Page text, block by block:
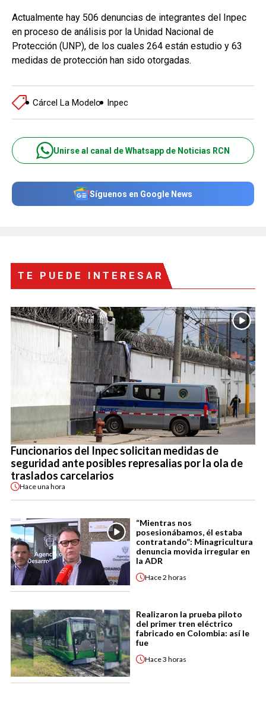
Actualmente hay 506 denuncias de integrantes del Inpec
en proceso de análisis por la Unidad Nacional de
Protección (UNP), de los cuales 264 están estudio y 63
medidas de protección han sido otorgadas.
Cárcel La Modelo Inpec
Unirse al canal de Whatsapp de Noticias RCN
Síguenos en Google News
TE PUEDE INTERESAR
Funcionarios del Inpec solicitan medidas de
seguridad ante posibles represalias por la ola de
traslados carcelarios
Haceuna hora
“Mientras nos
posesionábamos, él estaba
contratando”: Minagricultura
denuncia movida irregular en
la ADR
Hace2 horas
Realizaron la prueba piloto
del primer tren eléctrico
fabricado en Colombia: así le
fue
Hace3 horas